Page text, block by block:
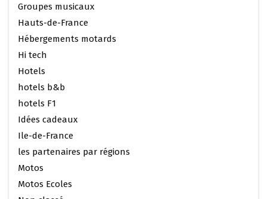
Groupes musicaux
Hauts-de-France
Hébergements motards
Hi tech
Hotels
hotels b&b
hotels F1
Idées cadeaux
Ile-de-France
les partenaires par régions
Motos
Motos Ecoles